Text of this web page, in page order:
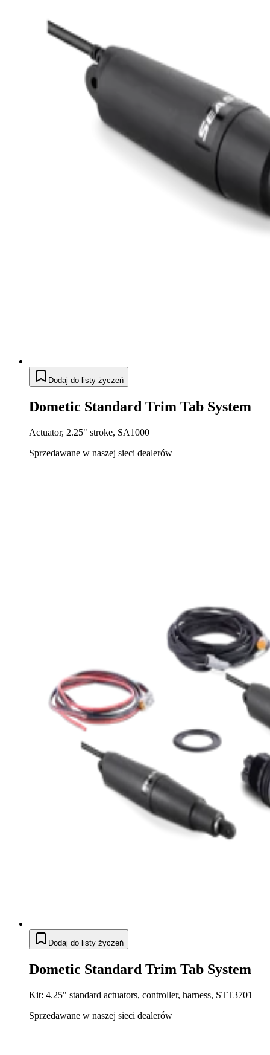
Dodaj do listy życzeń
Dometic Standard Trim Tab System
Actuator, 2.25" stroke, SA1000
Sprzedawane w naszej sieci dealerów
Dodaj do listy życzeń
Dometic Standard Trim Tab System
Kit: 4.25" standard actuators, controller, harness, STT3701
Sprzedawane w naszej sieci dealerów